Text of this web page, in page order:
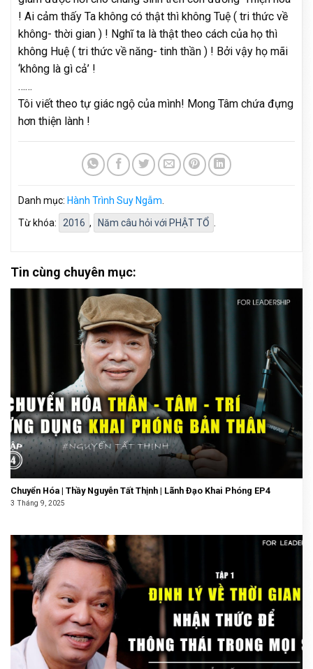
! Ai cảm thấy Ta không có thật thì không Tuệ ( tri thức về
không- thời gian ) ! Nghĩ ta là thật theo cách của họ thì
không Huệ ( tri thức về năng- tinh thần ) ! Bởi vậy họ mãi
‘không là gì cả’ !
……
Tôi viết theo tự giác ngộ của mình! Mong Tâm chứa đựng
hơn thiện lành !
Danh mục: Hành Trình Suy Ngẫm
Từ khóa:
2016 , Năm câu hỏi với PHẬT TỔ
Tin cùng chuyên mục:
Chuyển Hóa | Thầy Nguyễn Tất Thịnh | Lãnh Đạo Khai Phóng EP4
3 Tháng 9, 2025